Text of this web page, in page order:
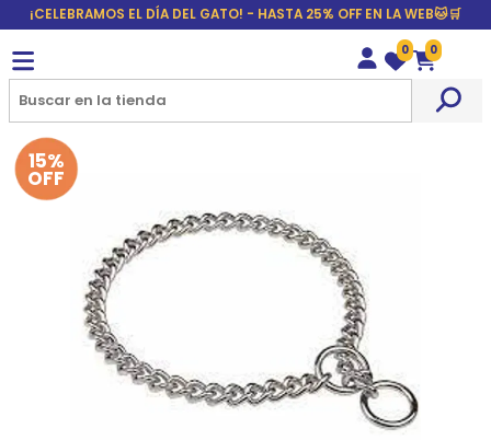
¡CELEBRAMOS EL DÍA DEL GATO! - HASTA 25% OFF EN LA WEB🐱🛒
Wishlist
0
Carrito
0
15%
OFF